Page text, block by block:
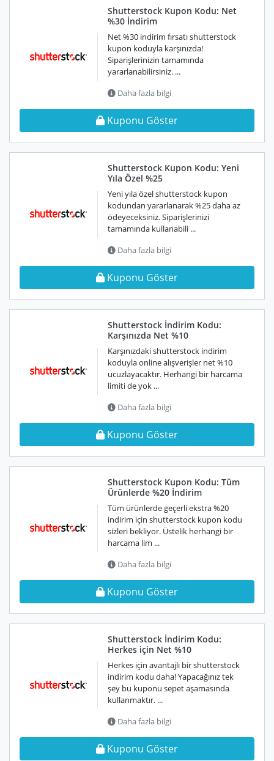
Shutterstock Kupon Kodu: Net
%30 İndirim
Net %30 indirim fırsatı shutterstock
kupon koduyla karşınızda!
Siparişlerinizin tamamında
yararlanabilirsiniz. ...
Daha fazla bilgi
Kuponu Göster
Shutterstock Kupon Kodu: Yeni
Yıla Özel %25
Yeni yıla özel shutterstock kupon
kodundan yararlanarak %25 daha az
ödeyeceksiniz. Siparişlerinizi
tamamında kullanabili ...
Daha fazla bilgi
Kuponu Göster
Shutterstock İndirim Kodu:
Karşınızda Net %10
Karşınızdaki shutterstock indirim
koduyla online alışverişler net %10
ucuzlayacaktır. Herhangi bir harcama
limiti de yok ...
Daha fazla bilgi
Kuponu Göster
Shutterstock Kupon Kodu: Tüm
Ürünlerde %20 İndirim
Tüm ürünlerde geçerli ekstra %20
indirim için shutterstock kupon kodu
sizleri bekliyor. Üstelik herhangi bir
harcama lim ...
Daha fazla bilgi
Kuponu Göster
Shutterstock İndirim Kodu:
Herkes için Net %10
Herkes için avantajlı bir shutterstock
indirim kodu daha! Yapacağınız tek
şey bu kuponu sepet aşamasında
kullanmaktır. ...
Daha fazla bilgi
Kuponu Göster